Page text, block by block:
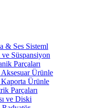
& Ses Sisteml
Süspansiyon
Parçaları
Ürünle
Ürünle
Parçaları
ve Diski